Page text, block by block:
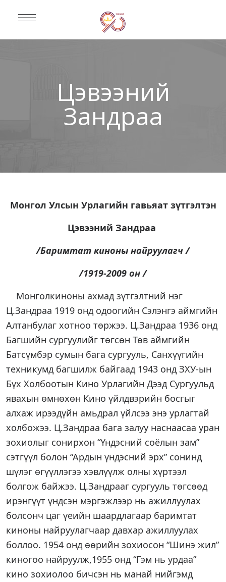
Цэвээний
Зандраа
Монгол Улсын Урлагийн гавьяат зүтгэлтэн
Цэвээний Зандраа
/Баримтат киноны найруулагч /
/1919-2009 он /
Монголкиноны ахмад зүтгэлтний нэг
Ц.Зандраа 1919 онд одоогийн Сэлэнгэ аймгийн
Алтанбулаг хотноо төржээ. Ц.Зандраа 1936 онд
Багшийн сургуулийг төгсөн Төв аймгийн
Батсүмбэр сумын бага сургууль, Санхүүгийн
техникумд багшилж байгаад 1943 онд ЗХУ-ын
Бүх Холбоотын Кино Урлагийн Дээд Сургуульд
явахын өмнөхөн Кино үйлдвэрийн босгыг
алхаж ирээдүйн амьдрал үйлсээ энэ урлагтай
холбожээ. Ц.Зандраа бага залуу наснаасаа уран
зохиолыг сонирхон “Үндэсний соёлын зам”
сэтгүүл болон “Ардын үндэсний эрх” сонинд
шүлэг өгүүллэгээ хэвлүүлж олны хүртээл
болгож байжээ. Ц.Зандрааг сургууль төгсөөд
ирэнгүүт үндсэн мэргэжлээр нь ажиллуулах
болсонч цаг үеийн шаардлагаар баримтат
киноны найруулагчаар давхар ажиллуулах
боллоо. 1954 онд өөрийн зохиосон “Шинэ жил”
киногоо найруулж,1955 онд “Гэм нь урдаа”
кино зохиолоо бичсэн нь манай нийгэмд